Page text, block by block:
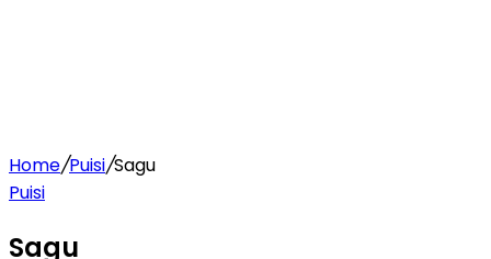
Home/Puisi/Sagu
Puisi
Sagu